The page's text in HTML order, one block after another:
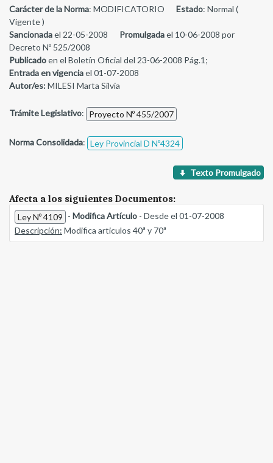
Carácter de la Norma: MODIFICATORIO Estado: Normal (
Vigente )
Sancionadael 22-05-2008 Promulgadael 10-06-2008 por
Decreto Nº 525/2008
Publicadoen el Boletín Oficial del 23-06-2008 Pág.1;
Entrada en vigenciael 01-07-2008
Autor/es:MILESI Marta Silvia
Trámite Legislativo: Proyecto Nº 455/2007
Norma Consolidada: Ley Provincial D Nº4324
Texto Promulgado
Afecta a los siguientes Documentos:
Ley Nº 4109 - Modifica Artículo - Desde el 01-07-2008
Descripción: Modifica articulos 40ª y 70ª